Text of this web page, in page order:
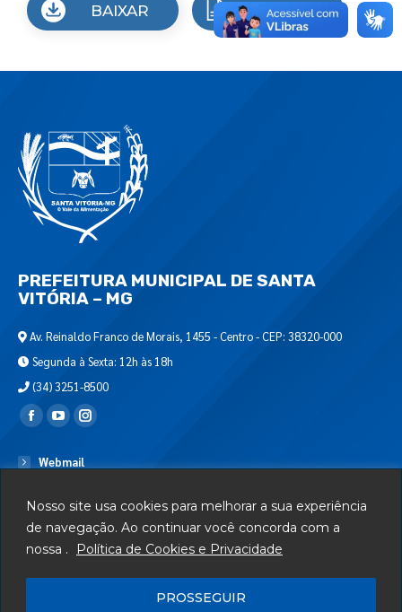
Nosso site usa cookies para melhorar a sua experiência
de navegação. Ao continuar você concorda com a
nossa .
Política de Cookies e Privacidade
PROSSEGUIR
BAIXAR VISUALIZAR
PREFEITURA MUNICIPAL DE SANTA
VITÓRIA – MG
Av. Reinaldo Franco de Morais, 1455 - Centro - CEP: 38320-000
Segunda à Sexta: 12h às 18h
(34) 3251-8500
Encontre-nos em:
Webmail
Serviços
Telefones Úteis